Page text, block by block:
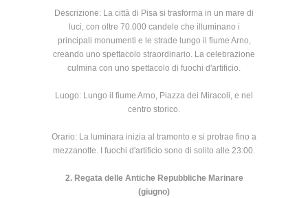
Descrizione: La città di Pisa si trasforma in un mare di
luci, con oltre 70.000 candele che illuminano i
principali monumenti e le strade lungo il fiume Arno,
creando uno spettacolo straordinario. La celebrazione
culmina con uno spettacolo di fuochi d'artificio.
Luogo: Lungo il fiume Arno, Piazza dei Miracoli, e nel
centro storico.
Orario: La luminara inizia al tramonto e si protrae fino a
mezzanotte. I fuochi d'artificio sono di solito alle 23:00.
2. Regata delle Antiche Repubbliche Marinare
(giugno)